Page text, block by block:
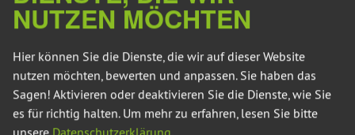
Nach vorliegenden Hinweisen handelt es sich bei den
geheimen Luca-App-Verträgen um ein zweijähriges Abo-
Die Kündigungsfrist soll bei einem Monat liegen.
„Spätestens im Februar muss Sachsen-Anhalt kündigen
und diesen teuren Fehlkauf beenden. Es wurde schon zu
viel Steuergeld dafür verschleudert“, kritisiert Striegel.
NUTZEN MÖCHTEN
Hier können Sie die Dienste, die wir auf dieser Website
nutzen möchten, bewerten und anpassen. Sie haben das
Sagen! Aktivieren oder deaktivieren Sie die Dienste, wie Sie
es für richtig halten. Um mehr zu erfahren, lesen Sie bitte
unsere Datenschutzerklärung.